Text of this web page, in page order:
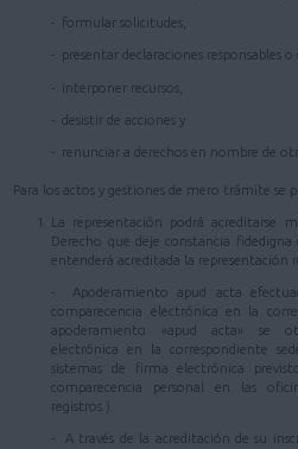
- formular solicitudes,
- presentar declaraciones responsables o
- interponer recursos,
- desistir de acciones y
- renunciar a derechos en nombre de
Para los actos y gestiones de mero trámite se
La representación podrá acreditarse
Derecho que deje constancia
entenderá acreditada la representación
- Apoderamiento apud acta
comparecencia electrónica en la
apoderamiento «apud acta» se
electrónica en la correspondiente
sistemas de firma electrónica
comparecencia personal en las
registros.).
- A través de la acreditación de su